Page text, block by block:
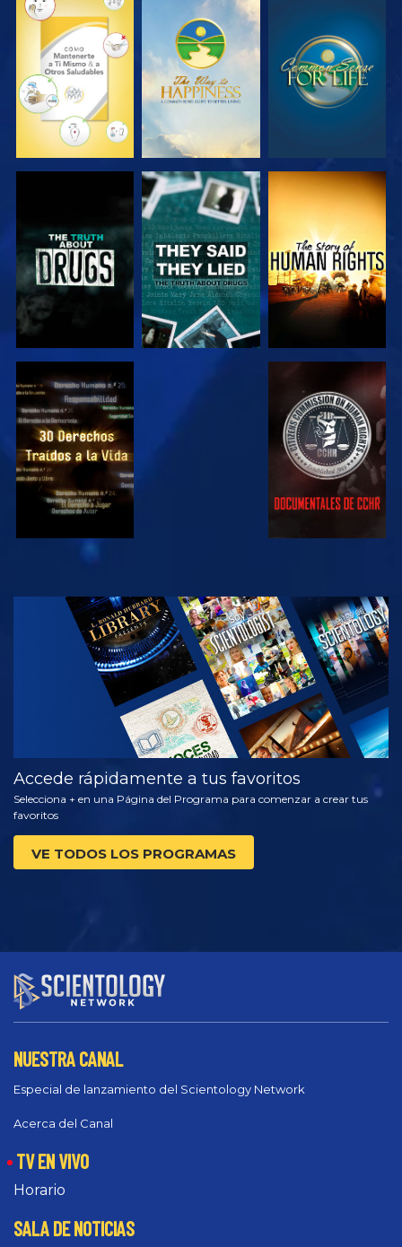
VE VE VE
VE VE
VE VE
VE
EXPLORA LAS
SERIES
Accede rápidamente a tus favoritos
Selecciona + en una Página del Programa para comenzar a crear tus
favoritos
VE TODOS LOS PROGRAMAS
NUESTRA CANAL
Especial de lanzamiento del Scientology Network
Acerca del Canal
TV EN VIVO
Horario
SALA DE NOTICIAS